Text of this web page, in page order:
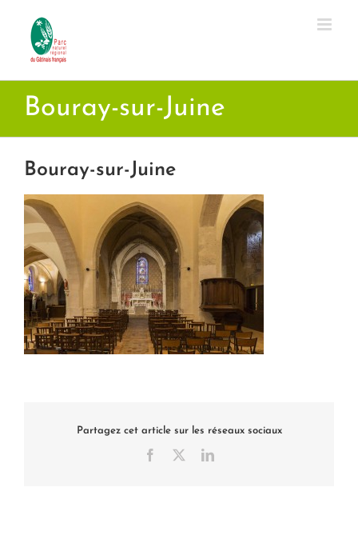
contenu
Bouray-sur-Juine
Bouray-sur-Juine
Partagez cet article sur les réseaux sociaux
Facebook LinkedIn